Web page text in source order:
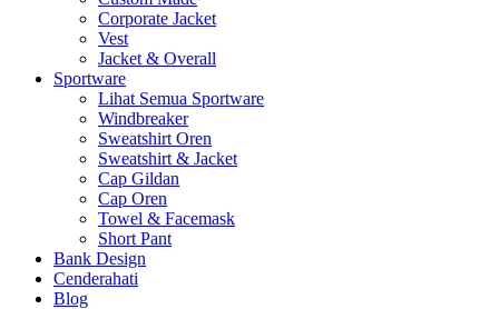
Corporate Jacket
Vest
Jacket & Overall
Sportware
Lihat Semua Sportware
Windbreaker
Sweatshirt Oren
Sweatshirt & Jacket
Cap Gildan
Cap Oren
Towel & Facemask
Short Pant
Bank Design
Cenderahati
Blog